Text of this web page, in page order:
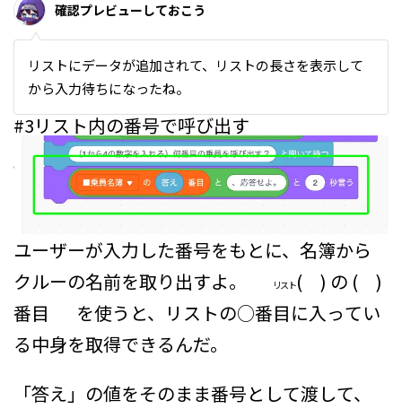
確認プレビューしておこう
リストにデータが追加されて、リストの長さを表示して
から入力待ちになったね。
#3リスト内の番号で呼び出す
ユーザーが入力した番号をもとに、名簿から
クルーの名前を取り出すよ。
リスト( ) の ( )
番目
を使うと、リストの○番目に入ってい
る中身を取得できるんだ。
「答え」の値をそのまま番号として渡して、